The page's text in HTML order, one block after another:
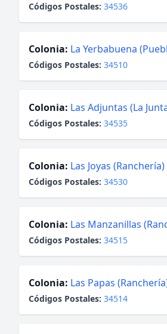
Códigos Postales: 34536
Colonia: La Yerbabuena
Códigos Postales: 34510
Colonia: Las Adjuntas (La
Códigos Postales: 34535
Colonia: Las Joyas (Ranchería)
Códigos Postales: 34530
Colonia: Las Manzanillas
Códigos Postales: 34515
Colonia: Las Papas
Códigos Postales: 34514